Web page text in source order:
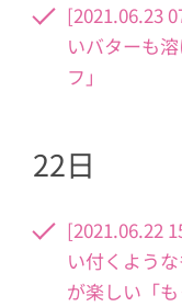
[2021.06.23
いバターも
フ」
22日
[2021.06.22
い付くよう
が楽しい「